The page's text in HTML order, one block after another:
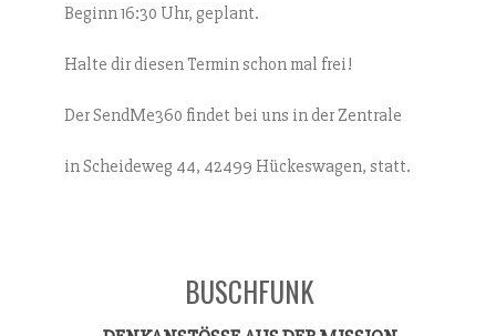
Beginn 16:30 Uhr, geplant.
Halte dir diesen Termin schon mal frei!
Der SendMe360 findet bei uns in der Zentrale
in Scheideweg 44, 42499 Hückeswagen, statt.
BUSCHFUNK